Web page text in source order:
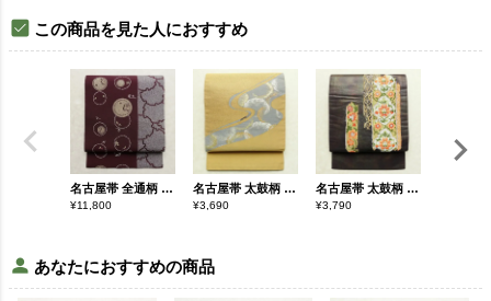
この商品を見た人におすすめ
名古屋帯 全通柄 良品 縮緬 正絹 古典柄 名古屋仕立て なごや帯 リサイクル帯 帯 箔 紫・藤色
¥11,800
名古屋帯 太鼓柄 正絹 幾何学柄・抽象柄 通し仕立て 箔 金糸 銀糸 帯 黄・黄土色
¥3,690
名古屋帯 太鼓柄 正絹 木の葉・植物柄 名古屋仕立て 箔 金糸 帯 紫・藤色
¥3,790
あなたにおすすめの商品